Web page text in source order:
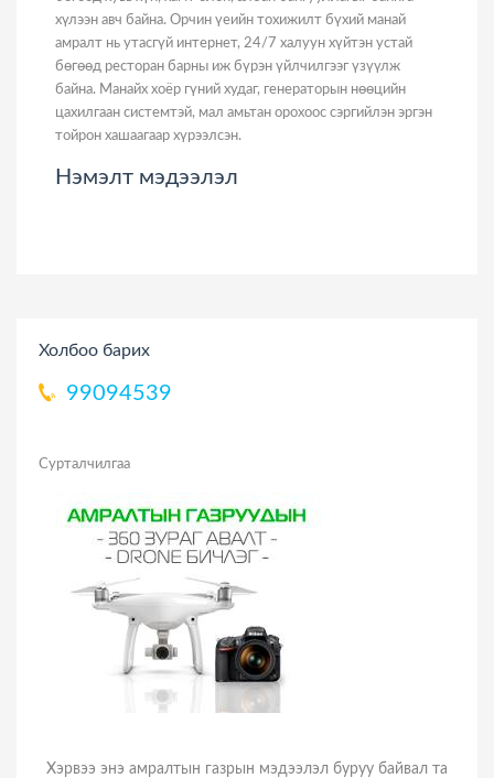
хүлээн авч байна. Орчин үеийн тохижилт бүхий манай
амралт нь утасгүй интернет, 24/7 халуун хүйтэн устай
бөгөөд ресторан барны иж бүрэн үйлчилгээг үзүүлж
байна. Манайх хоёр гүний худаг, генераторын нөөцийн
цахилгаан системтэй, мал амьтан орохоос сэргийлэн эргэн
тойрон хашаагаар хүрээлсэн.
Нэмэлт мэдээлэл
Холбоо барих
99094539
Сурталчилгаа
Хэрвээ энэ амралтын газрын мэдээлэл буруу байвал та